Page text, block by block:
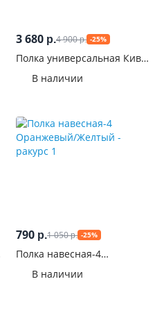
3 680 р.4 900р. -25%
Полка универсальная Киви
В наличии
790 р.1 050р. -25%
Полка навесная-4
В наличии